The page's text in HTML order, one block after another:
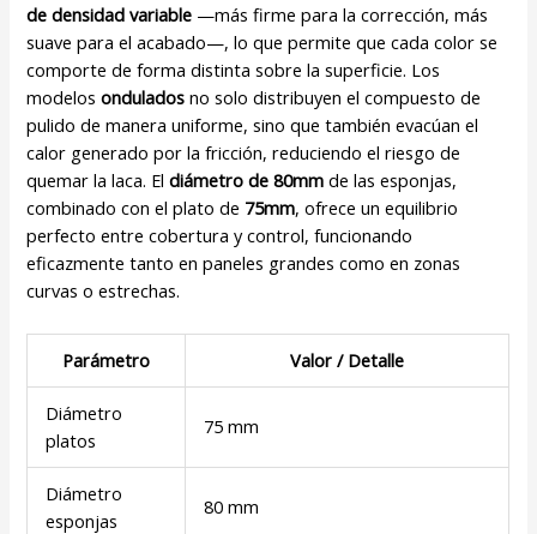
de densidad variable —más firme para la corrección, más
suave para el acabado—, lo que permite que cada color se
comporte de forma distinta sobre la superficie. Los
modelosondulados no solo distribuyen el compuesto de
pulido de manera uniforme, sino que también evacúan el
calor generado por la fricción, reduciendo el riesgo de
quemar la laca. Eldiámetro de 80mm de las esponjas,
combinado con el plato de 75mm, ofrece un equilibrio
perfecto entre cobertura y control, funcionando
eficazmente tanto en paneles grandes como en zonas
curvas o estrechas.
Parámetro Valor / Detalle
Diámetro
platos
75 mm
Diámetro
esponjas
80 mm